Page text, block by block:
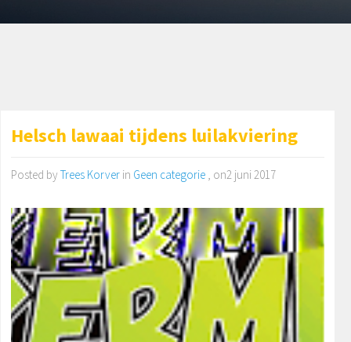
Helsch lawaai tijdens luilakviering
Posted by Trees Korverin Geen categorie, on2 juni 2017